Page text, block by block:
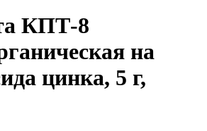
КПТ-8
на
цинка, 5 г,